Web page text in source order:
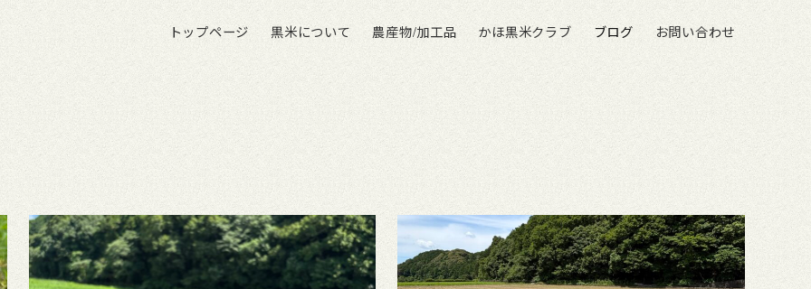
トップページ 黒米について 農産物/加工品 かほ黒米クラブ ブログ お問い合わせ